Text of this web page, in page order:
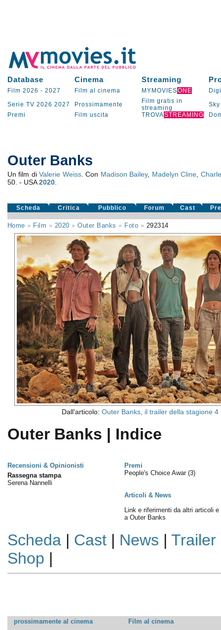
Database Cinema Streaming
Film 2026 - 2027 Film al cinema MYMOVIESONE
Serie TV 2026 2027 Prossimamente
Film gratis in
streaming
Sky
Premi
Film uscita TROVASTREAMING
Outer Banks
Un film diValerie Weiss. Con Madison Bailey, Madelyn Cline
50. - USA2020.
Scheda Critica Pubblico Forum Cast
Home » Film » 2020 »Outer Banks » Foto » 292314
Dall'articolo: Outer Banks, il trailer della stagione 4
Outer Banks | Indice
Recensioni & Opinionisti
Premi
Rassegna stampa
Serena Nannelli
People's Choice Awar (3)
Articoli & News
Link e riferimenti da altri articoli e
a Outer Banks
Scheda| Cast| News | Trailer
Shop |
prossimamente al cinema
Film al cinema